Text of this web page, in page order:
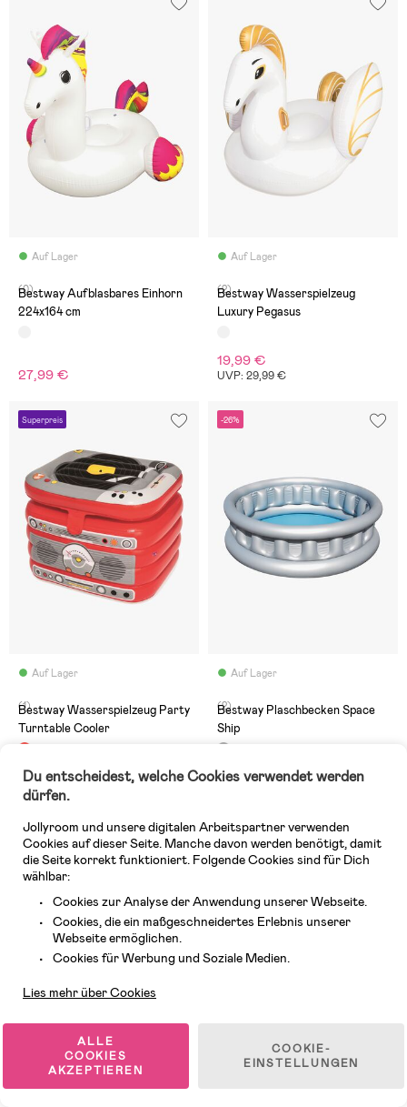
Auf Lager
(0)
Bestway Aufblasbares Einhorn
224x164 cm
27,99 €
Auf Lager
(2)
Bestway Wasserspielzeug
Luxury Pegasus
19,99 €
UVP: 29,99 €
Superpreis
Auf Lager
(1)
Bestway Wasserspielzeug Party
Turntable Cooler
19,99 €
-26%
Auf Lager
(2)
Bestway Plaschbecken Space
Ship
Auf Lager
Du entscheidest, welche Cookies verwendet werden
dürfen.
Jollyroom und unsere digitalen Arbeitspartner verwenden
Cookies auf dieser Seite. Manche davon werden benötigt, damit
die Seite korrekt funktioniert. Folgende Cookies sind für Dich
wählbar:
Cookies zur Analyse der Anwendung unserer Webseite.
Cookies, die ein maßgeschneidertes Erlebnis unserer
Webseite ermöglichen.
Cookies für Werbung und Soziale Medien.
Lies mehr über Cookies
ALLE
COOKIES
AKZEPTIEREN
COOKIE-
EINSTELLUNGEN